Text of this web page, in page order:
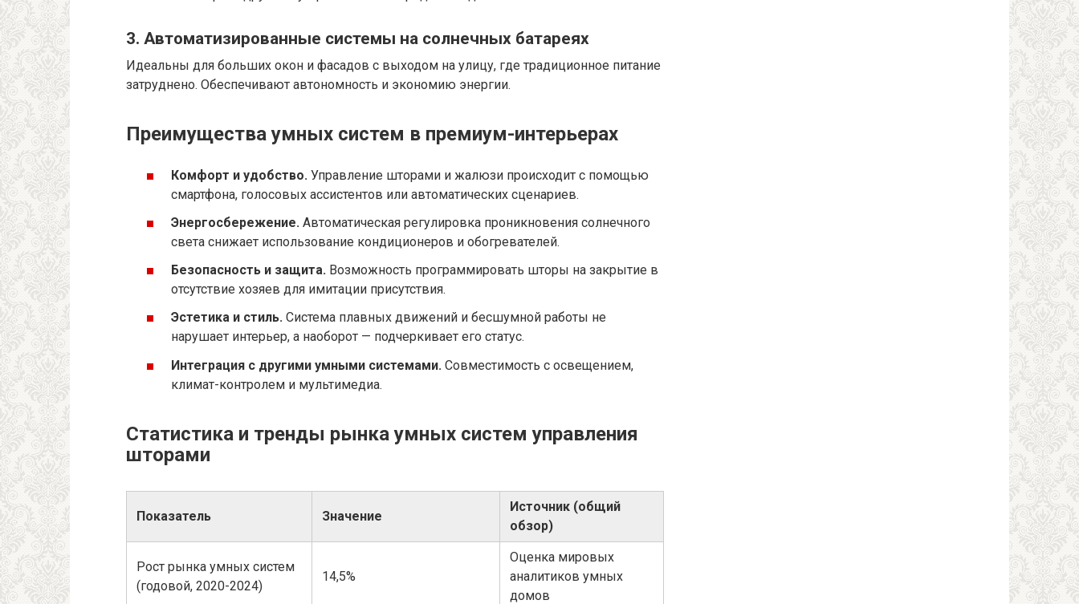
3. Автоматизированные системы на солнечных батареях
Идеальны для больших окон и фасадов с выходом на улицу, где традиционное питание
затруднено. Обеспечивают автономность и экономию энергии.
Преимущества умных систем в премиум-интерьерах
Комфорт и удобство. Управление шторами и жалюзи происходит с помощью
смартфона, голосовых ассистентов или автоматических сценариев.
Энергосбережение. Автоматическая регулировка проникновения солнечного
света снижает использование кондиционеров и обогревателей.
Безопасность и защита. Возможность программировать шторы на закрытие в
отсутствие хозяев для имитации присутствия.
Эстетика и стиль. Система плавных движений и бесшумной работы не
нарушает интерьер, а наоборот — подчеркивает его статус.
Интеграция с другими умными системами. Совместимость с освещением,
климат-контролем и мультимедиа.
Статистика и тренды рынка умных систем управления
шторами
Показатель Значение
Источник (общий
обзор)
Рост рынка умных систем
(годовой, 2020-2024)
14,5%
Оценка мировых
аналитиков умных
домов